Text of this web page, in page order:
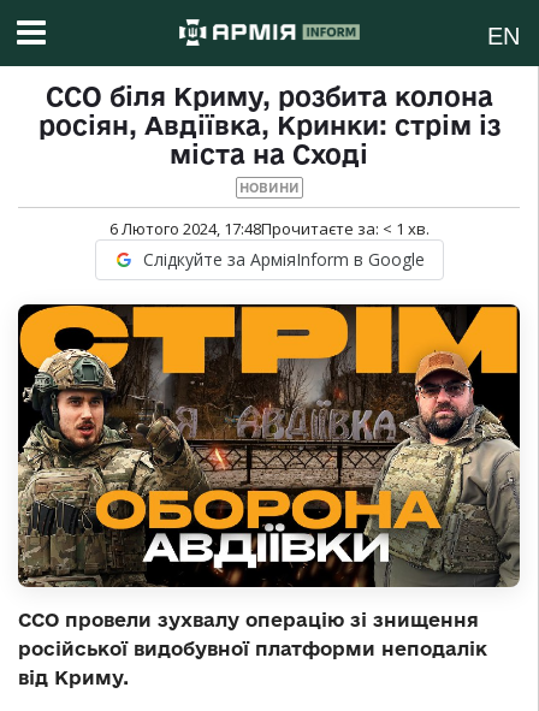
EN
ССО біля Криму, розбита колона
росіян, Авдіївка, Кринки: стрім із
міста на Сході
НОВИНИ
6 Лютого 2024, 17:48Прочитаєте за: < 1 хв.
Слідкуйте за АрміяInform в Google
ССО провели зухвалу операцію зі знищення
російської видобувної платформи неподалік
від Криму.